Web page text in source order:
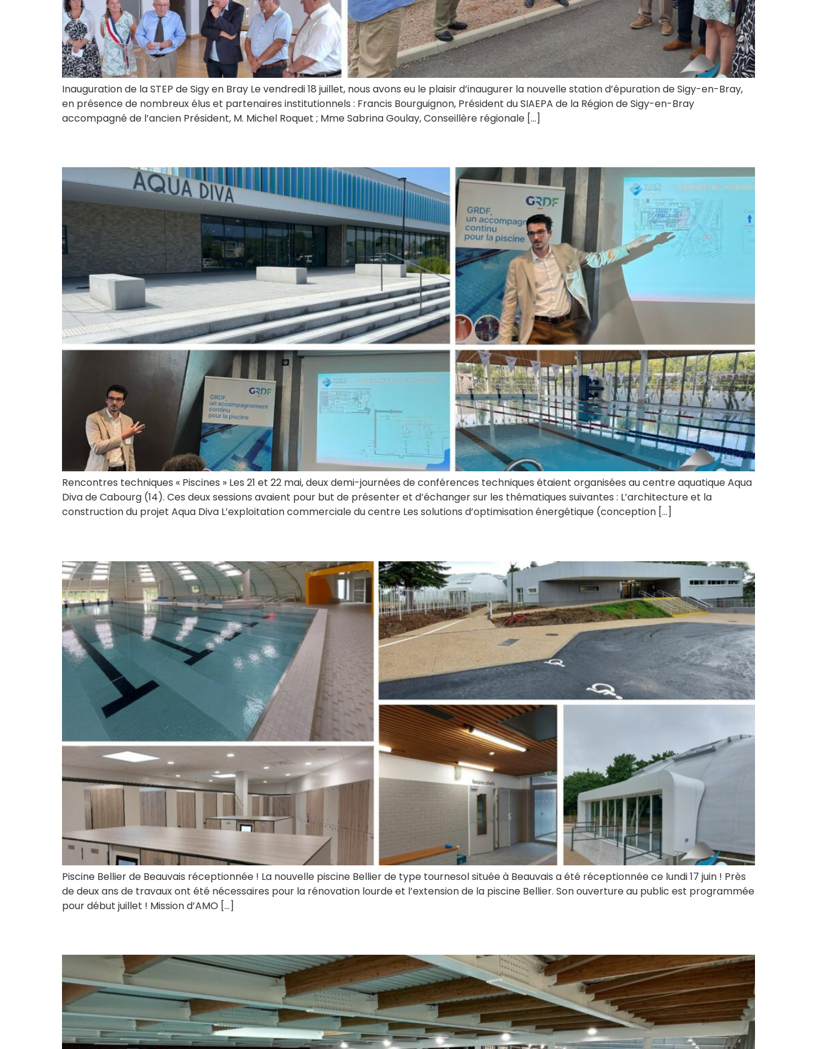
Inauguration de la STEP de Sigy en Bray Le vendredi 18 juillet, nous avons eu le plaisir d’inaugurer la nouvelle station d’épuration de Sigy-en-Bray,
en présence de nombreux élus et partenaires institutionnels : Francis Bourguignon, Président du SIAEPA de la Région de Sigy-en-Bray
accompagné de l’ancien Président, M. Michel Roquet ; Mme Sabrina Goulay, Conseillère régionale […]
Rencontres techniques « Piscines » Les 21 et 22 mai, deux demi-journées de conférences techniques étaient organisées au centre aquatique Aqua
Diva de Cabourg (14). Ces deux sessions avaient pour but de présenter et d’échanger sur les thématiques suivantes : L’architecture et la
construction du projet Aqua Diva L’exploitation commerciale du centre Les solutions d’optimisation énergétique (conception […]
Piscine Bellier de Beauvais réceptionnée ! La nouvelle piscine Bellier de type tournesol située à Beauvais a été réceptionnée ce lundi 17 juin ! Près
de deux ans de travaux ont été nécessaires pour la rénovation lourde et l’extension de la piscine Bellier. Son ouverture au public est programmée
pour début juillet ! Mission d’AMO […]